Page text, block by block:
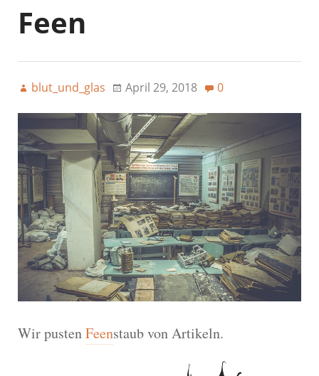
Feen
blut_und_glas April 29, 2018 0
Wir pustenFeenstaub von Artikeln.